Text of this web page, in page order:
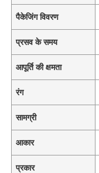
पैकेजिंग विवरण
प्रसव के समय
आपूर्ति की क्षमता
रंग
सामग्री
आकार
प्रकार